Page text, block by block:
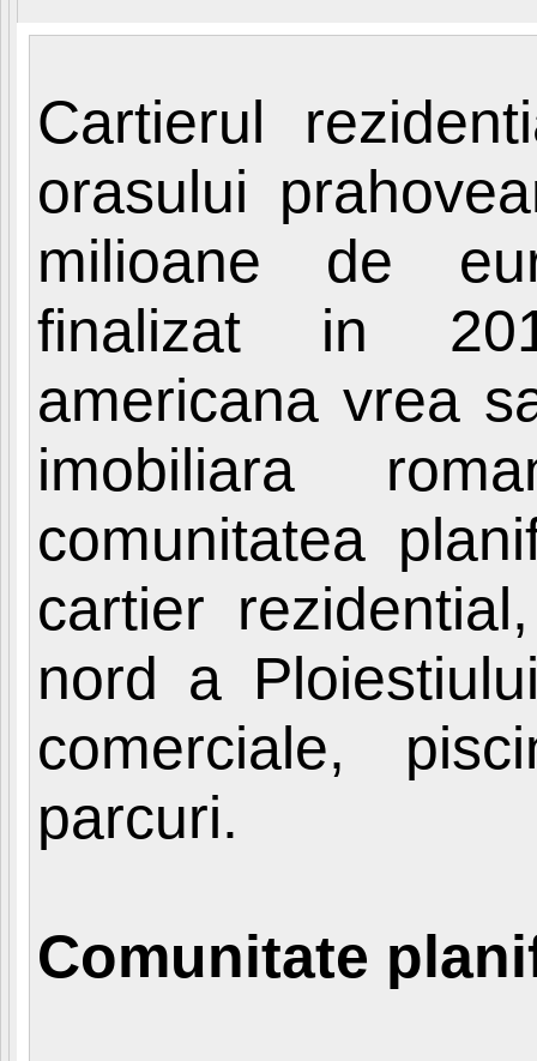
Cartierul
orasului
milioane de
finalizat in
americana vrea
imobiliara
comunitatea
cartier
nord a
comerciale,
parcuri.
Comunitate